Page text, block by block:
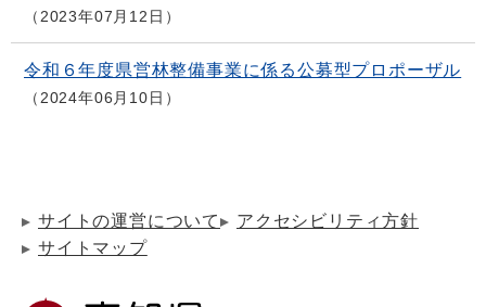
2023年07月12日
令和６年度県営林整備事業に係る公募型プロポーザル
2024年06月10日
サイトの運営について
アクセシビリティ方針
サイトマップ